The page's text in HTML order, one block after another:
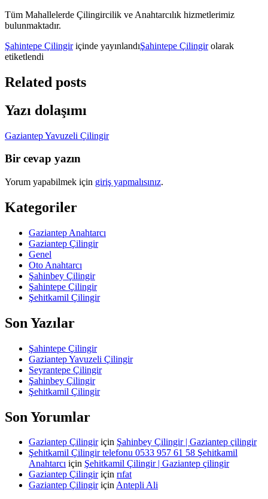
Tüm Mahallelerde Çilingircilik ve Anahtarcılık hizmetlerimiz
bulunmaktadır.
Şahintepe Çilingiriçinde yayınlandıŞahintepe Çilingirolarak
etiketlendi
Related posts
Yazı dolaşımı
Gaziantep Yavuzeli Çilingir
Bir cevap yazın
Yorum yapabilmek için giriş yapmalısınız.
Kategoriler
Gaziantep Anahtarcı
Gaziantep Çilingir
Genel
Oto Anahtarcı
Şahinbey Çilingir
Şahintepe Çilingir
Şehitkamil Çilingir
Son Yazılar
Şahintepe Çilingir
Gaziantep Yavuzeli Çilingir
Seyrantepe Çilingir
Şahinbey Çilingir
Şehitkamil Çilingir
Son Yorumlar
Gaziantep Çilingiriçin Şahinbey Çilingir | Gaziantep çilingir
Şehitkamil Çilingir telefonu 0533 957 61 58 Şehitkamil
Anahtarcı için Şehitkamil Çilingir | Gaziantep çilingir
Gaziantep Çilingiriçin rıfat
Gaziantep ÇilingiriçinAntepli Ali